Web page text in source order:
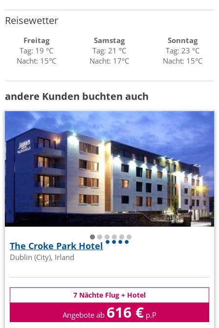
Reisewetter
Freitag
Tag: 19 °C
Nacht: 15°C
Samstag
Tag: 21 °C
Nacht: 17°C
Sonntag
Tag: 23 °C
Nacht: 15°C
andere Kunden buchten auch
The Croke Park Hotel
Dublin (City), Irland
7 Nächte Flug + Hotel
Angebote ab 616 € p.P